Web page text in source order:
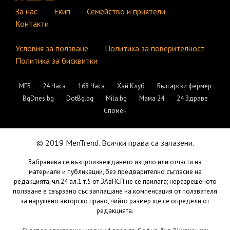
За нас Екип
Семейство и приятели
Контакти
Условия за ползване
Политика за поверителност
Политика за бисквитки
МГБ 24 Часа 168 Часа Хай Клуб
Български фермер
BgDnes.bg
DotBg.bg Mila.bg Мама 24
24 Здраве
Спомен
© 2019 MenTrend. Всички права са запазени.
Забранява се възпроизвеждането изцяло или отчасти на
материали и публикации, без предварително съгласие на
редакцията; чл.24 ал.1 т.5 от ЗАвПСП не се прилага; неразрешеното
ползване е свързано със заплащане на компенсация от ползвателя
за нарушено авторско право, чийто размер ще се определи от
редакцията.